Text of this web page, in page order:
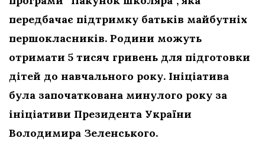
передбачає підтримку батьків майбутніх
першокласників. Родини можуть
отримати 5 тисяч гривень для підготовки
дітей до навчального року. Ініціатива
була започаткована минулого року за
ініціативи Президента України
Володимира Зеленського.